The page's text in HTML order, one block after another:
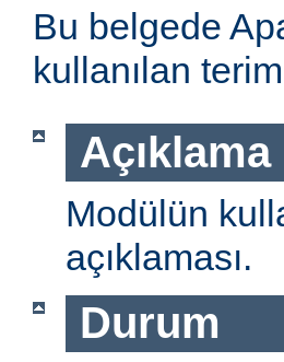
Bu belgede
kullanılan
Açıklama
Modülün
açıklaması.
Durum